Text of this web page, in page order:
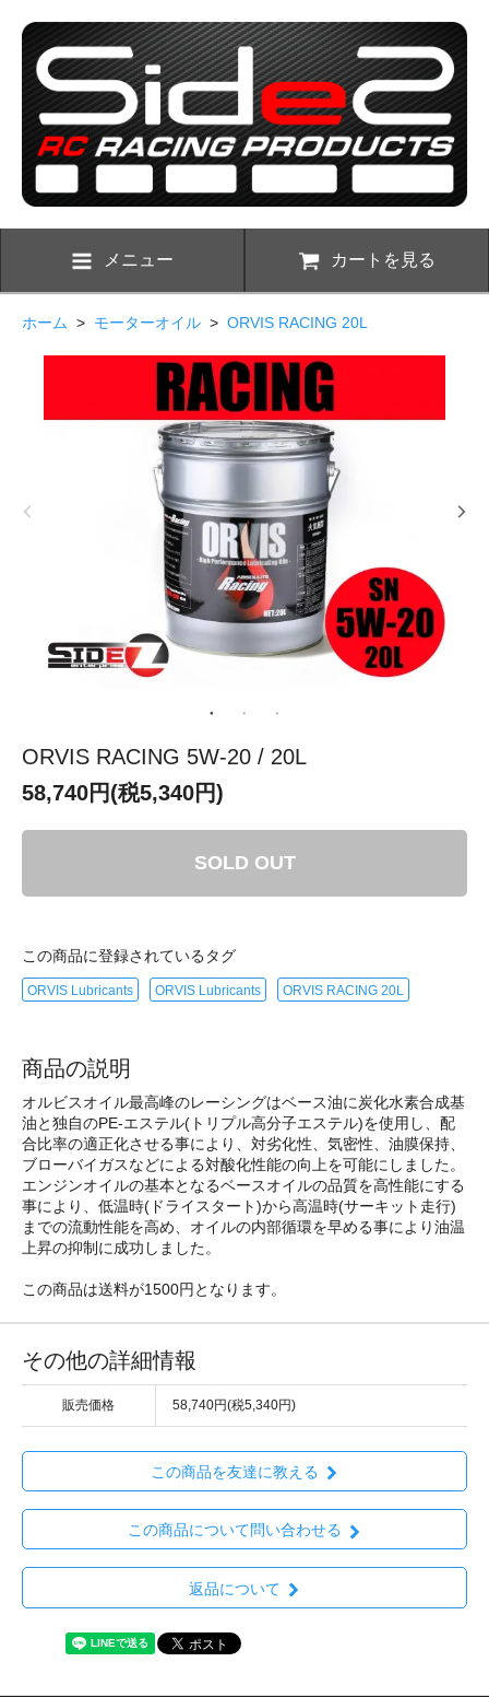
メニュー カートを見る
ホーム > モーターオイル > ORVIS RACING 20L
ORVIS RACING 5W-20 / 20L
58,740円(税5,340円)
SOLD OUT
この商品に登録されているタグ
ORVIS Lubricants ORVIS Lubricants ORVIS RACING 20L
商品の説明
オルビスオイル最高峰のレーシングはベース油に炭化水素合成基
油と独自のPE-エステル(トリプル高分子エステル)を使用し、配
合比率の適正化させる事により、対劣化性、気密性、油膜保持、
ブローバイガスなどによる対酸化性能の向上を可能にしました。
エンジンオイルの基本となるベースオイルの品質を高性能にする
事により、低温時(ドライスタート)から高温時(サーキット走行)
までの流動性能を高め、オイルの内部循環を早める事により油温
上昇の抑制に成功しました。
この商品は送料が1500円となります。
その他の詳細情報
販売価格 58,740円(税5,340円)
この商品を友達に教える
この商品について問い合わせる
返品について